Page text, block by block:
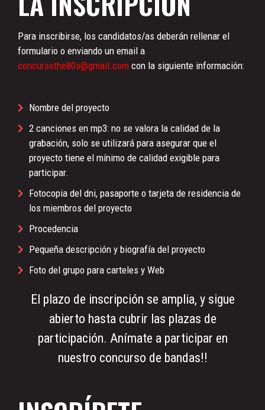
Para inscribirse, los candidatos/as deberán rellenar el
formulario o enviando un email a
concursothe80s@gmail.com con la siguiente información:
Nombre del proyecto
2 canciones en mp3: no se valora la calidad de la
grabación, solo se utilizará para asegurar que el
proyecto tiene el mínimo de calidad exigible para
participar.
Fotocopia del dni, pasaporte o tarjeta de residencia de
los miembros del proyecto
Procedencia
Pequeña descripción y biografía del proyecto
Foto del grupo para carteles y Web
El plazo de inscripción se amplia, y sigue
abierto hasta cubrir las plazas de
participación. Anímate a participar en
nuestro concurso de bandas!!